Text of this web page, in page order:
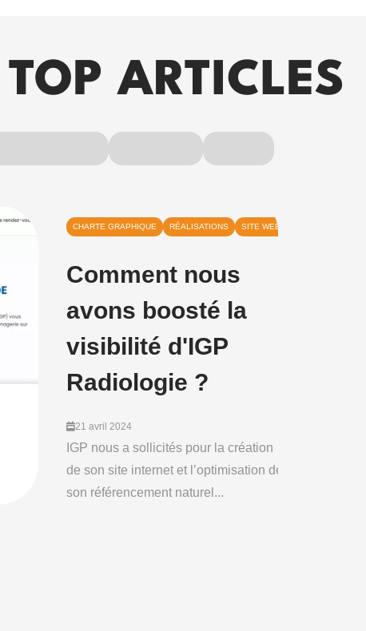
TOP ARTICLES
CHARTE GRAPHIQUE RÉALISATIONS SITE WEB
Comment nous
avons boosté la
visibilité d'IGP
Radiologie ?
21 avril 2024
IGP nous a sollicités pour la création
de son site internet et l’optimisation de
son référencement naturel...